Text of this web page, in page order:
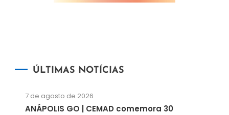
ÚLTIMAS NOTÍCIAS
7 de agosto de 2026
ANÁPOLIS GO | CEMAD comemora 30